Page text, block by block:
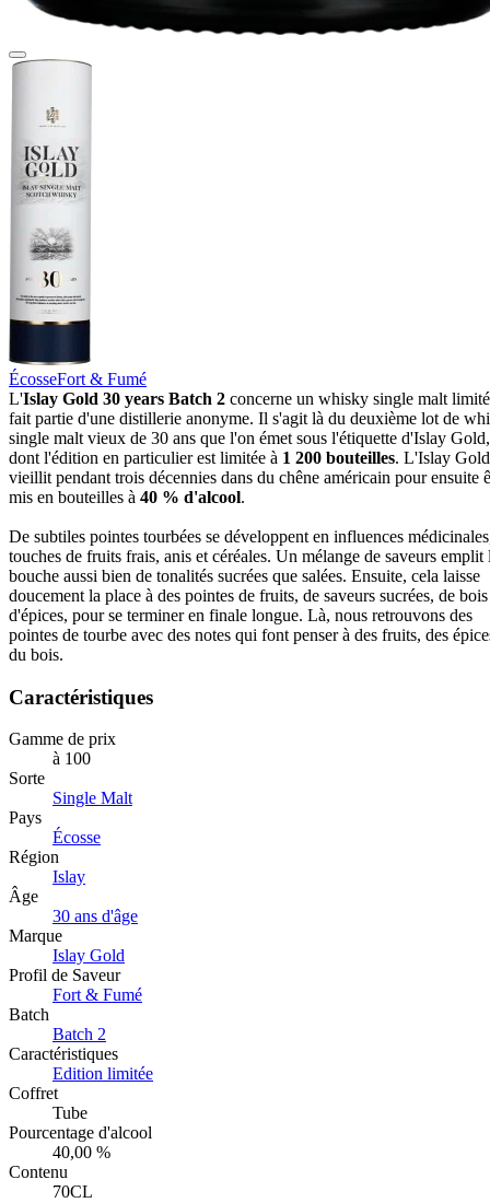
ÉcosseFort & Fumé
L'Islay Gold 30 years Batch 2 concerne un whisky single malt
fait partie d'une distillerie anonyme. Il s'agit là du deuxième lot de
single malt vieux de 30 ans que l'on émet sous l'étiquette d'Islay
dont l'édition en particulier est limitée à 1 200 bouteilles. L'Islay
vieillit pendant trois décennies dans du chêne américain pour ensuite
mis en bouteilles à 40 % d'alcool.
De subtiles pointes tourbées se développent en influences
touches de fruits frais, anis et céréales. Un mélange de saveurs emplit
bouche aussi bien de tonalités sucrées que salées. Ensuite, cela laisse
doucement la place à des pointes de fruits, de saveurs sucrées, de
d'épices, pour se terminer en finale longue. Là, nous retrouvons des
pointes de tourbe avec des notes qui font penser à des fruits, des
du bois.
Caractéristiques
Gamme de prix
à 100
Sorte
Single Malt
Pays
Écosse
Région
Islay
Âge
30 ans d'âge
Marque
Islay Gold
Profil de Saveur
Fort & Fumé
Batch
Batch 2
Caractéristiques
Edition limitée
Coffret
Tube
Pourcentage d'alcool
40,00 %
Contenu
70CL